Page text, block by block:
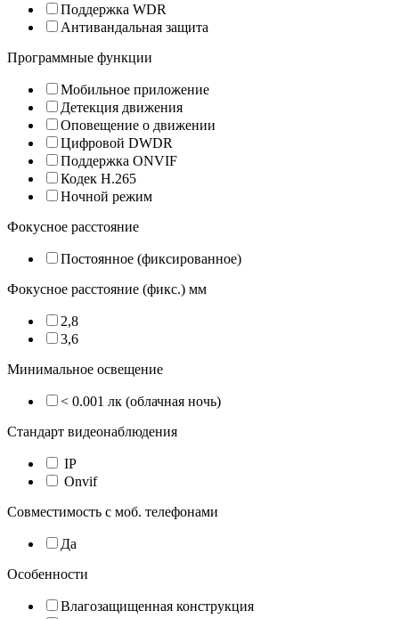
Поддержка WDR
Антивандальная защита
Программные функции
Мобильное приложение
Детекция движения
Оповещение о движении
Цифровой DWDR
Поддержка ONVIF
Кодек H.265
Ночной режим
Фокусное расстояние
Постоянное (фиксированное)
Фокусное расстояние (фикс.) мм
2,8
3,6
Минимальное освещение
< 0.001 лк (облачная ночь)
Стандарт видеонаблюдения
IP
Onvif
Совместимость с моб. телефонами
Да
Особенности
Влагозащищенная конструкция